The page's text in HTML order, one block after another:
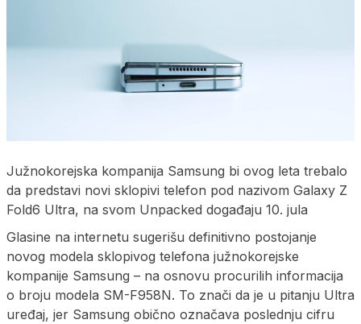
Južnokorejska kompanija Samsung bi ovog leta trebalo
da predstavi novi sklopivi telefon pod nazivom Galaxy Z
Fold6 Ultra, na svom Unpacked događaju 10. jula
Glasine na internetu sugerišu definitivno postojanje
novog modela sklopivog telefona južnokorejske
kompanije Samsung – na osnovu procurilih informacija
o broju modela SM-F958N. To znači da je u pitanju Ultra
uređaj, jer Samsung obično označava poslednju cifru